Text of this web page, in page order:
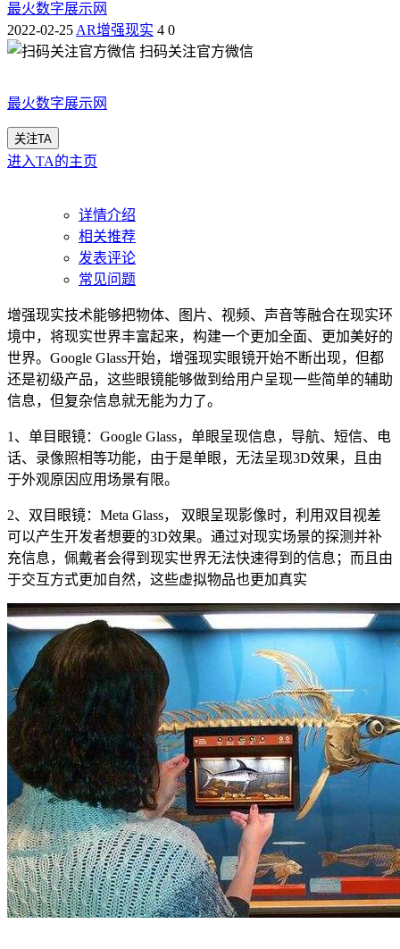
最火数字展示网
2022-02-25 AR增强现实 4 0
扫码关注官方微信
最火数字展示网
关注TA
进入TA的主页
详情介绍
相关推荐
发表评论
常见问题
增强现实技术能够把物体、图片、视频、声音等融合在现实环
境中，将现实世界丰富起来，构建一个更加全面、更加美好的
世界。Google Glass开始，增强现实眼镜开始不断出现，但都
还是初级产品，这些眼镜能够做到给用户呈现一些简单的辅助
信息，但复杂信息就无能为力了。
1、单目眼镜：Google Glass，单眼呈现信息，导航、短信、电
话、录像照相等功能，由于是单眼，无法呈现3D效果，且由
于外观原因应用场景有限。
2、双目眼镜：Meta Glass， 双眼呈现影像时，利用双目视差
可以产生开发者想要的3D效果。通过对现实场景的探测并补
充信息，佩戴者会得到现实世界无法快速得到的信息；而且由
于交互方式更加自然，这些虚拟物品也更加真实